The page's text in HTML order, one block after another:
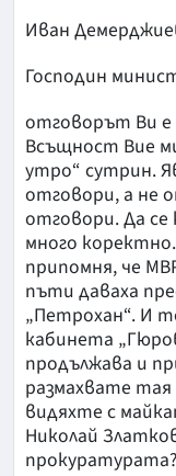
Иван
Господин
отговорът Ви
Всъщност Вие
утро“ сутрин.
отговори, а не
отговори. Да
много
припомня, че
пъти даваха
„Петрохан“. И
кабинета
продължава и
размахвате
видяхте с
Николай